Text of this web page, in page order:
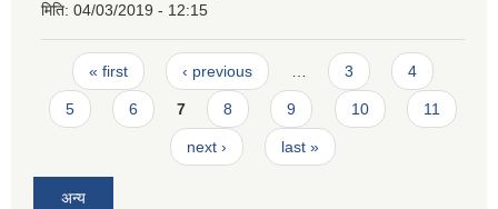
मिति: 04/03/2019 - 12:15
Pages
« first ‹ previous 3 4
5 6 7 8 9 10 11
next › last »
अन्य